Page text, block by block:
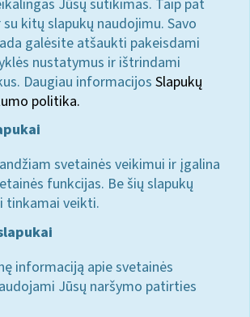
Jūsų sutikimas. Taip pat
kitų slapukų naudojimu. Savo
galėsite atšaukti pakeisdami
nustatymus ir ištrindami
Daugiau informacijos Slapukų
politika.
svetainės veikimui ir įgalina
funkcijas. Be šių slapukų
tinkamai veikti.
informaciją apie svetainės
Jūsų naršymo patirties